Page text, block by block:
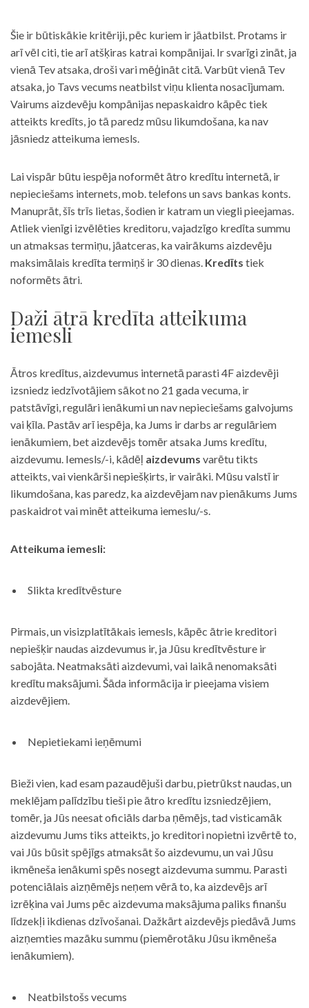
Šie ir būtiskākie kritēriji, pēc kuriem ir jāatbilst. Protams ir
arī vēl citi, tie arī atšķiras katrai kompānijai. Ir svarīgi zināt, ja
vienā Tev atsaka, droši vari mēģināt citā. Varbūt vienā Tev
atsaka, jo Tavs vecums neatbilst viņu klienta nosacījumam.
Vairums aizdevēju kompānijas nepaskaidro kāpēc tiek
atteikts kredīts, jo tā paredz mūsu likumdošana, ka nav
jāsniedz atteikuma iemesls.
Lai vispār būtu iespēja noformēt ātro kredītu internetā, ir
nepieciešams internets, mob. telefons un savs bankas konts.
Manuprāt, šīs trīs lietas, šodien ir katram un viegli pieejamas.
Atliek vienīgi izvēlēties kreditoru, vajadzīgo kredīta summu
un atmaksas termiņu, jāatceras, ka vairākums aizdevēju
maksimālais kredīta termiņš ir 30 dienas. Kredīts tiek
noformēts ātri.
Daži ātrā kredīta atteikuma
iemesli
Ātros kredītus, aizdevumus internetā parasti 4F aizdevēji
izsniedz iedzīvotājiem sākot no 21 gada vecuma, ir
patstāvīgi, regulāri ienākumi un nav nepieciešams galvojums
vai ķīla. Pastāv arī iespēja, ka Jums ir darbs ar regulāriem
ienākumiem, bet aizdevējs tomēr atsaka Jums kredītu,
aizdevumu. Iemesls/-i, kādēļ aizdevums varētu tikts
atteikts, vai vienkārši nepiešķirts, ir vairāki. Mūsu valstī ir
likumdošana, kas paredz, ka aizdevējam nav pienākums Jums
paskaidrot vai minēt atteikuma iemeslu/-s.
Atteikuma iemesli:
Slikta kredītvēsture
Pirmais, un visizplatītākais iemesls, kāpēc ātrie kreditori
nepiešķir naudas aizdevumus ir, ja Jūsu kredītvēsture ir
sabojāta. Neatmaksāti aizdevumi, vai laikā nenomaksāti
kredītu maksājumi. Šāda informācija ir pieejama visiem
aizdevējiem.
Nepietiekami ieņēmumi
Bieži vien, kad esam pazaudējuši darbu, pietrūkst naudas, un
meklējam palīdzību tieši pie ātro kredītu izsniedzējiem,
tomēr, ja Jūs neesat oficiāls darba ņēmējs, tad visticamāk
aizdevumu Jums tiks atteikts, jo kreditori nopietni izvērtē to,
vai Jūs būsit spējīgs atmaksāt šo aizdevumu, un vai Jūsu
ikmēneša ienākumi spēs nosegt aizdevuma summu. Parasti
potenciālais aizņēmējs neņem vērā to, ka aizdevējs arī
izrēķina vai Jums pēc aizdevuma maksājuma paliks finanšu
līdzekļi ikdienas dzīvošanai. Dažkārt aizdevējs piedāvā Jums
aizņemties mazāku summu (piemērotāku Jūsu ikmēneša
ienākumiem).
Neatbilstošs vecums